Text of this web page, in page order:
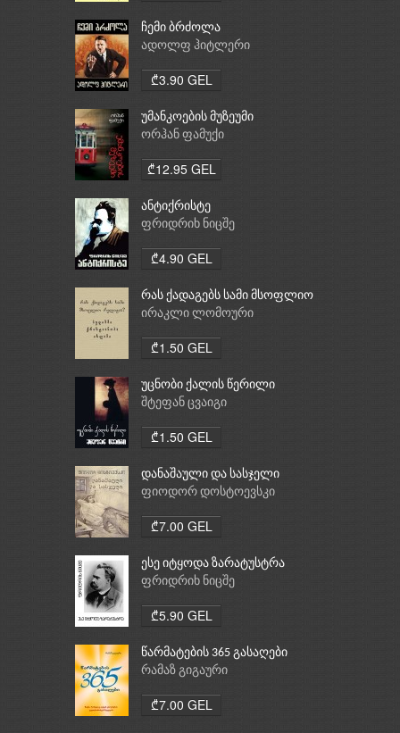
ჩემი ბრძოლა
ადოლფ ჰიტლერი
₾3.90 GEL
უმანკოების მუზეუმი
ორჰან ფამუქი
₾12.95 GEL
ანტიქრისტე
ფრიდრიხ ნიცშე
₾4.90 GEL
რას ქადაგებს სამი მსოფლიო
რელიგია: ბუდიზმი,
ირაკლი ლომოური
₾1.50 GEL
უცნობი ქალის წერილი
შტეფან ცვაიგი
₾1.50 GEL
დანაშაული და სასჯელი
ფიოდორ დოსტოევსკი
₾7.00 GEL
ესე იტყოდა ზარატუსტრა
ფრიდრიხ ნიცშე
₾5.90 GEL
წარმატების 365 გასაღები
რამაზ გიგაური
₾7.00 GEL